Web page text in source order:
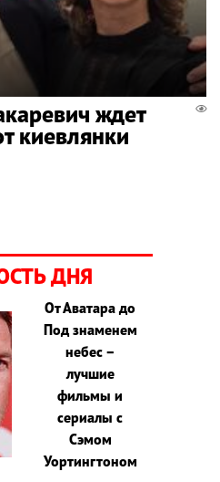
ждет
киевлянки
ДНЯ
От Аватара до
Под знаменем
небес –
лучшие
фильмы и
сериалы с
Сэмом
Уортингтоном